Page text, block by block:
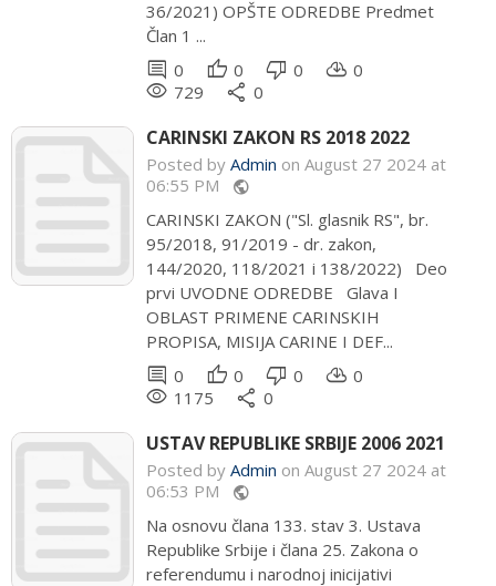
36/2021) OPŠTE ODREDBE Predmet
Član 1 ...
comment 0 thumb_up 0 thumb_down 0 cloud_download 0
remove_red_eye 729 share 0
CARINSKI ZAKON RS 2018 2022
Posted by Admin on August 27 2024 at
06:55 PM public
CARINSKI ZAKON ("Sl. glasnik RS", br.
95/2018, 91/2019 - dr. zakon,
144/2020, 118/2021 i 138/2022) Deo
prvi UVODNE ODREDBE Glava I
OBLAST PRIMENE CARINSKIH
PROPISA, MISIJA CARINE I DEF...
comment 0 thumb_up 0 thumb_down 0 cloud_download 0
remove_red_eye 1175 share 0
USTAV REPUBLIKE SRBIJE 2006 2021
Posted by Admin on August 27 2024 at
06:53 PM public
Na osnovu člana 133. stav 3. Ustava
Republike Srbije i člana 25. Zakona o
referendumu i narodnoj inicijativi